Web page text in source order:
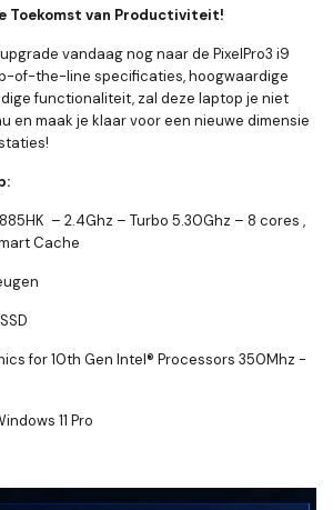
Toekomst van Productiviteit!
vandaag nog naar de PixelPro3 i9
of-the-line specificaties, hoogwaardige
functionaliteit, zal deze laptop je niet
en maak je klaar voor een nieuwe dimensie
– 2.4Ghz – Turbo 5.30Ghz – 8 cores ,
Cache
for 10th Gen Intel® Processors 350Mhz -
11 Pro